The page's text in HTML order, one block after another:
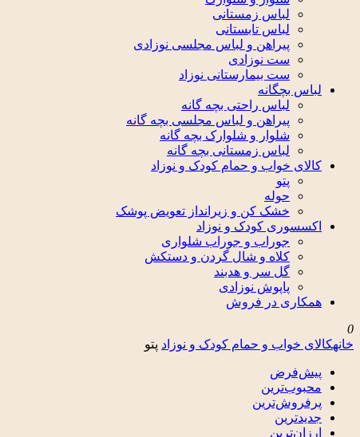
لباس زمستانی
لباس تابستانی
پیراهن و لباس مجلسی نوزادی
ست نوزادی
ست بیمارستانی نوزاد
لباس بچگانه
لباس راحتی بچه گانه
پیراهن و لباس مجلسی بچه گانه
شلوار و شلوارک بچه گانه
لباس زمستانی بچه گانه
کالای خواب و حمام کودک و نوزاد
پتو
حوله
خشک کن و زیرانداز تعویض پوشک
اکسسوری کودک و نوزاد
جوراب و جوراب شلواری
کلاه و شال گردن و دستکش
گل سر و هدبند
پاپوش نوزادی
همکاری در فروش
0
خانهکالای خواب و حمام کودک و نوزاد پتو
پیش‌فرض
محبوب‌ترین
پرفروش‌ترین
جدیدترین
ارزان‌ترین